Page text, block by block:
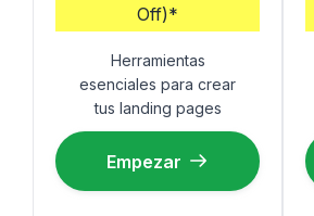
Off)*
Herramientas
esenciales para crear
tus landing pages
Empezar